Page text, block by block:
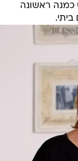
כמנה ראשונה